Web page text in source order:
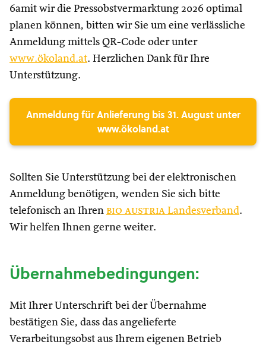
6amit wir die Pressobstvermarktung 2026 optimal
planen können, bitten wir Sie um eine verlässliche
Anmeldung mittels QR-Code oder unter
www.ökoland.at. Herzlichen Dank für Ihre
Unterstützung.
Anmeldung für Anlieferung bis 31. August unter
www.ökoland.at
Sollten Sie Unterstützung bei der elektronischen
Anmeldung benötigen, wenden Sie sich bitte
telefonisch an Ihren bio austria Landesverband.
Wir helfen Ihnen gerne weiter.
Übernahmebedingungen:
Mit Ihrer Unterschrift bei der Übernahme
bestätigen Sie, dass das angelieferte
Verarbeitungsobst aus Ihrem eigenen Betrieb